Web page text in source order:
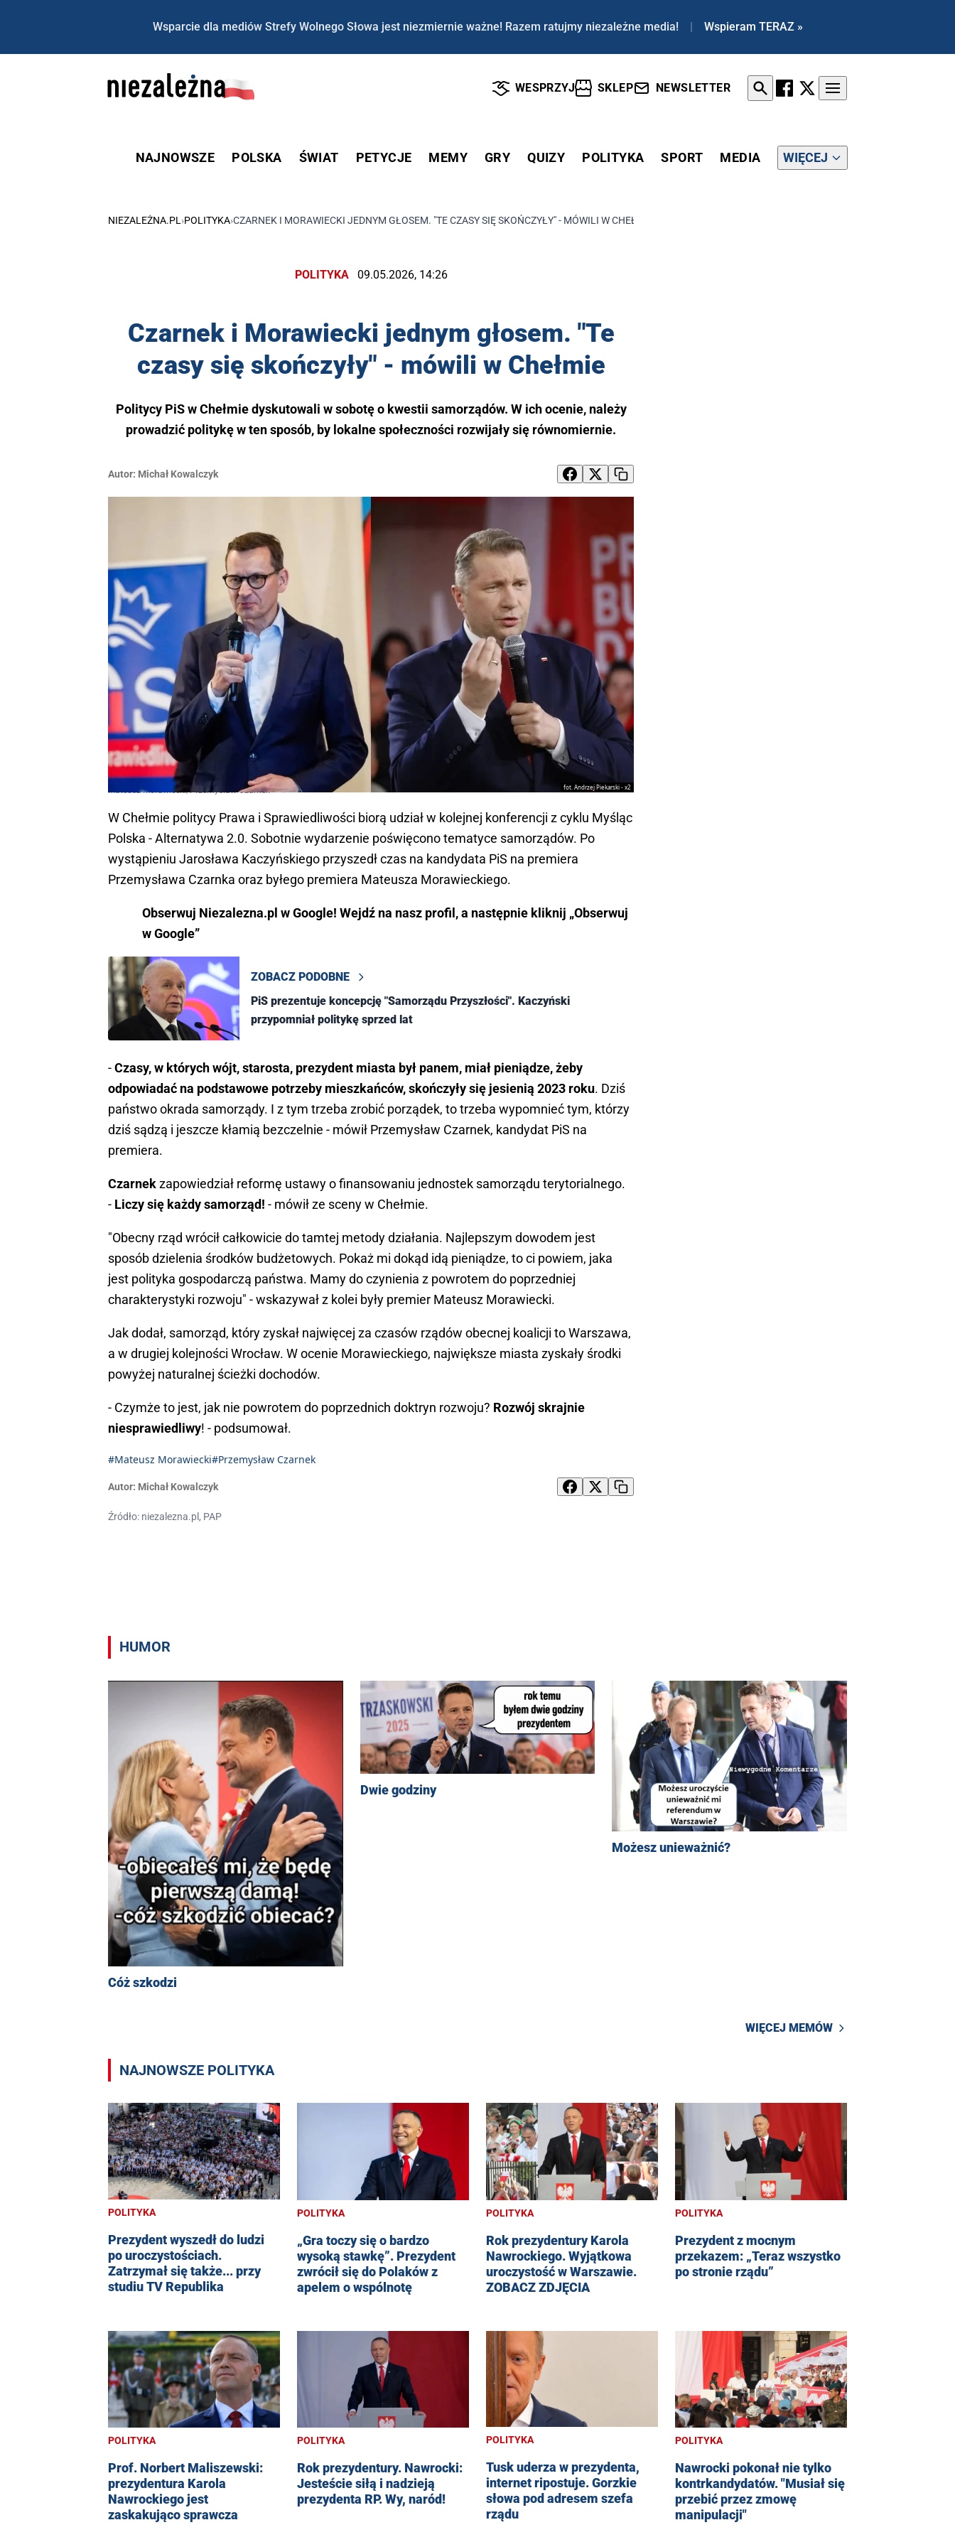
Wsparcie dla mediów Strefy Wolnego Słowa jest niezmiernie ważne! Razem ratujmy niezależne media! | Wspieram TERAZ »
WESPRZYJ SKLEP NEWSLETTER
NAJNOWSZE POLSKA ŚWIAT PETYCJE MEMY GRY QUIZY POLITYKA SPORT MEDIA WIĘCEJ
NIEZALEŻNA.PL ›POLITYKA›CZARNEK I MORAWIECKI JEDNYM GŁOSEM. "TE CZASY SIĘ SKOŃCZYŁY" - MÓWILI W CHEŁMIE
POLITYKA 09.05.2026, 14:26
Czarnek i Morawiecki jednym głosem. "Te
czasy się skończyły" - mówili w Chełmie
Politycy PiS w Chełmie dyskutowali w sobotę o kwestii samorządów. W ich ocenie, należy
prowadzić politykę w ten sposób, by lokalne społeczności rozwijały się równomiernie.
Autor: Michał Kowalczyk
fot. Andrzej Piekarski - x2
Mateusz Morawiecki/Przemysław Czarnek
W Chełmie politycy Prawa i Sprawiedliwości biorą udział w kolejnej konferencji z cyklu Myśląc
Polska - Alternatywa 2.0. Sobotnie wydarzenie poświęcono tematyce samorządów. Po
wystąpieniu Jarosława Kaczyńskiego przyszedł czas na kandydata PiS na premiera
Przemysława Czarnka oraz byłego premiera Mateusza Morawieckiego.
Obserwuj Niezalezna.pl w Google! Wejdź na nasz profil, a następnie kliknij „Obserwuj
w Google”
ZOBACZ PODOBNE
PiS prezentuje koncepcję "Samorządu Przyszłości". Kaczyński
przypomniał politykę sprzed lat
-Czasy, w których wójt, starosta, prezydent miasta był panem, miał pieniądze, żeby
odpowiadać na podstawowe potrzeby mieszkańców, skończyły się jesienią 2023 roku. Dziś
państwo okrada samorządy. I z tym trzeba zrobić porządek, to trzeba wypomnieć tym, którzy
dziś sądzą i jeszcze kłamią bezczelnie - mówił Przemysław Czarnek, kandydat PiS na
premiera.
Czarnekzapowiedział reformę ustawy o finansowaniu jednostek samorządu terytorialnego.
- Liczy się każdy samorząd! - mówił ze sceny w Chełmie.
"Obecny rząd wrócił całkowicie do tamtej metody działania. Najlepszym dowodem jest
sposób dzielenia środków budżetowych. Pokaż mi dokąd idą pieniądze, to ci powiem, jaka
jest polityka gospodarczą państwa. Mamy do czynienia z powrotem do poprzedniej
charakterystyki rozwoju" - wskazywał z kolei były premier Mateusz Morawiecki.
Jak dodał, samorząd, który zyskał najwięcej za czasów rządów obecnej koalicji to Warszawa,
a w drugiej kolejności Wrocław. W ocenie Morawieckiego, największe miasta zyskały środki
powyżej naturalnej ścieżki dochodów.
- Czymże to jest, jak nie powrotem do poprzednich doktryn rozwoju? Rozwój skrajnie
niesprawiedliwy! - podsumował.
#Mateusz Morawiecki#Przemysław Czarnek
Autor: Michał Kowalczyk
Źródło: niezalezna.pl, PAP
HUMOR
Cóż szkodzi
Dwie godziny
Możesz unieważnić?
WIĘCEJ MEMÓW
NAJNOWSZE POLITYKA
POLITYKA
Prezydent wyszedł do ludzi
po uroczystościach.
Zatrzymał się także... przy
studiu TV Republika
POLITYKA
„Gra toczy się o bardzo
wysoką stawkę”. Prezydent
zwrócił się do Polaków z
apelem o wspólnotę
POLITYKA
Rok prezydentury Karola
Nawrockiego. Wyjątkowa
uroczystość w Warszawie.
ZOBACZ ZDJĘCIA
POLITYKA
Prezydent z mocnym
przekazem: „Teraz wszystko
po stronie rządu”
POLITYKA
Prof. Norbert Maliszewski:
prezydentura Karola
Nawrockiego jest
zaskakująco sprawcza
POLITYKA
Rok prezydentury. Nawrocki:
Jesteście siłą i nadzieją
prezydenta RP. Wy, naród!
POLITYKA
Tusk uderza w prezydenta,
internet ripostuje. Gorzkie
słowa pod adresem szefa
rządu
POLITYKA
Nawrocki pokonał nie tylko
kontrkandydatów. "Musiał się
przebić przez zmowę
manipulacji"